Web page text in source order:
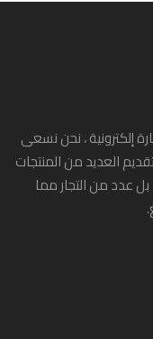
إلكترونية ، نحن نسعى
العديد من المنتجات
عدد من التجار مما